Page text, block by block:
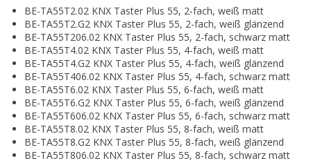
BE-TA55T2.02 KNX Taster Plus 55, 2-fach, weiß matt
BE-TA55T2.G2 KNX Taster Plus 55, 2-fach, weiß glänzend
BE-TA55T206.02 KNX Taster Plus 55, 2-fach, schwarz matt
BE-TA55T4.02 KNX Taster Plus 55, 4-fach, weiß matt
BE-TA55T4.G2 KNX Taster Plus 55, 4-fach, weiß glänzend
BE-TA55T406.02 KNX Taster Plus 55, 4-fach, schwarz matt
BE-TA55T6.02 KNX Taster Plus 55, 6-fach, weiß matt
BE-TA55T6.G2 KNX Taster Plus 55, 6-fach, weiß glänzend
BE-TA55T606.02 KNX Taster Plus 55, 6-fach, schwarz matt
BE-TA55T8.02 KNX Taster Plus 55, 8-fach, weiß matt
BE-TA55T8.G2 KNX Taster Plus 55, 8-fach, weiß glänzend
BE-TA55T806.02 KNX Taster Plus 55, 8-fach, schwarz matt